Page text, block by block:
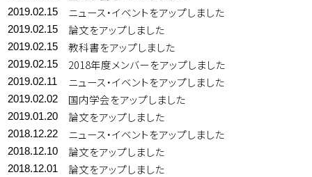
2019.02.15 ニュース・イベントをアップしました
2019.02.15 論文をアップしました
2019.02.15 教科書をアップしました
2019.02.15 2018年度メンバーをアップしました
2019.02.11 ニュース・イベントをアップしました
2019.02.02 国内学会をアップしました
2019.01.20 論文をアップしました
2018.12.22 ニュース・イベントをアップしました
2018.12.10 論文をアップしました
2018.12.01 論文をアップしました